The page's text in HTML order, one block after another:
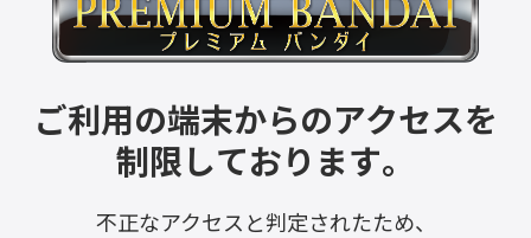
ご利用の端末からのアクセスを
制限しております。
不正なアクセスと判定されたため、